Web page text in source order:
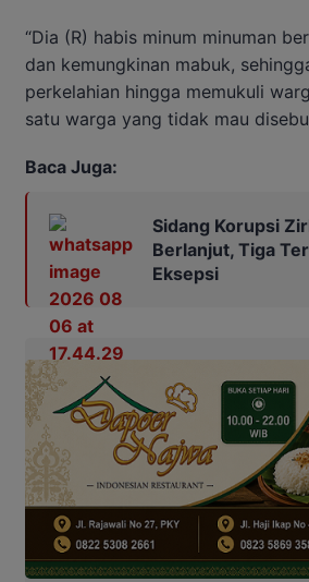
“Dia (R) habis minum minuman
dan kemungkinan mabuk,
perkelahian hingga memukuli
satu warga yang tidak mau
Baca Juga:
Sidang Korupsi
Berlanjut, Tiga
Eksepsi